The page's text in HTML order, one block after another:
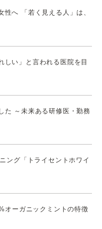
へ 「若く見える人」は、
しい」と言われる医院を目
た ～未来ある研修医・勤務
ング「トライセントホワイ
オーガニックミントの特徴